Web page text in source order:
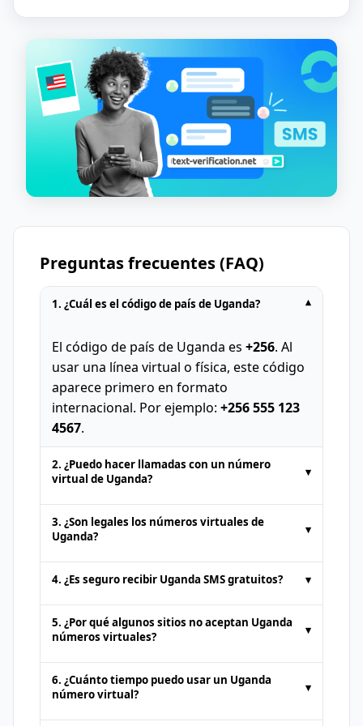
Preguntas frecuentes (FAQ)
1. ¿Cuál es el código de país de Uganda? ▾
El código de país de Uganda es +256. Al
usar una línea virtual o física, este código
aparece primero en formato
internacional. Por ejemplo: +256 555 123
4567.
2. ¿Puedo hacer llamadas con un número
virtual de Uganda?
▾
Los números de teléfono temporales
proporcionados por plataformas de SMS
No se soportan llamadas de voz ni envío
premium pueden ofrecer soporte para
llamadas por un costo adicional.
3. ¿Son legales los números virtuales de
Uganda?
▾
Sí. Los números virtuales de Uganda son
totalmente legales para acciones como
embargo, no deben usarse para
cumplir con los términos de uso de la
plataforma.
4. ¿Es seguro recibir Uganda SMS gratuitos? ▾
Es seguro obtenerSMS gratuitos en
líneade plataformas reputadas. Sin
pueden ser vistos por cualquiera, evita
recibir información sensible o privada a
través de ellos.
5. ¿Por qué algunos sitios no aceptan Uganda
números virtuales?
▾
Algunos sitios bloquean números de
plataformasde SMS en línea
para
6. ¿Cuánto tiempo puedo usar un Uganda
número virtual?
▾